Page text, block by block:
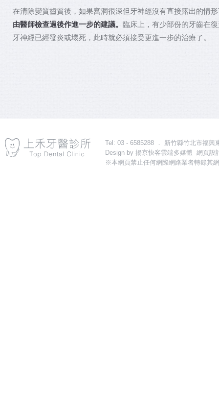
在清除變質齒質後，如果窩洞很深但牙神經沒有直接露出的情
由醫師檢查過後作進一步的建議。 臨床上，有少部份的牙齒在
牙神經已經發炎或壞死，此時就必須接受更進一步的治療了。
Tel: 03 - 6585288 ． 新竹縣竹北市福興
Design by 揚京快客雲端多媒體 網頁設
※本網頁禁止任何網際網路業者轉錄其